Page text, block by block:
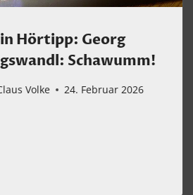
Hörtipp: Georg
Schawumm!
Volke 24. Februar 2026